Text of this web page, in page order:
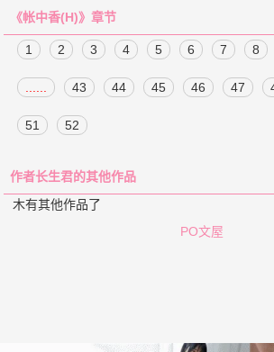
《帐中香(H)》章节
1 2 3 4 5 6 7 8
43 44 45 46 47
51 52
作者长生君的其他作品
木有其他作品了
PO文屋